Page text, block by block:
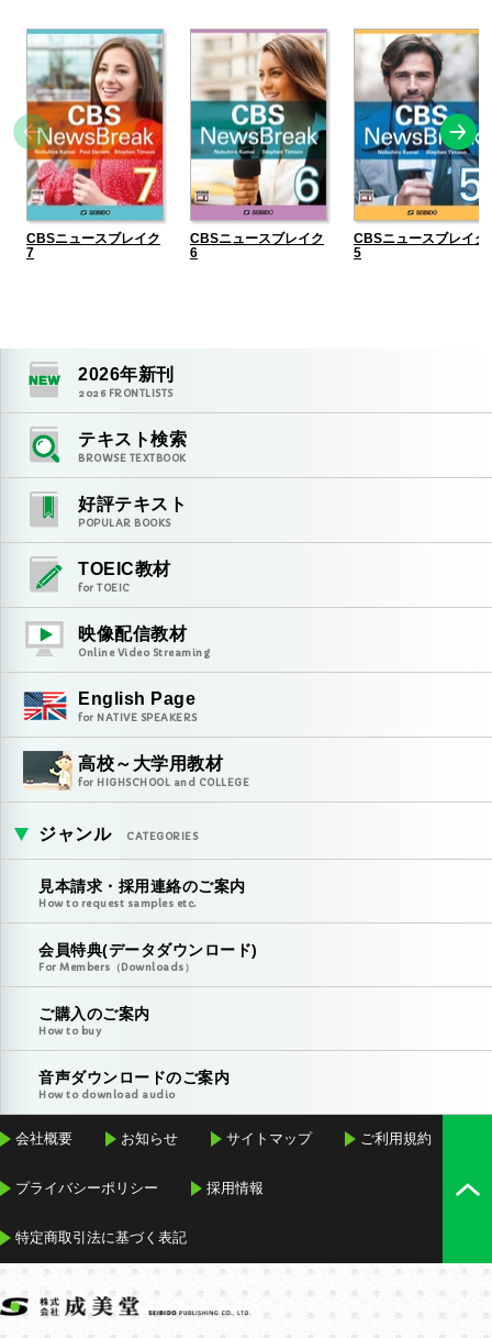
CBSニュースブレイク
7
CBSニュースブレイク
6
CBSニュースブレイク
5
2026年新刊
2026FRONTLISTS
テキスト検索
BROWSE TEXTBOOK
好評テキスト
POPULAR BOOKS
TOEIC教材
for TOEIC
映像配信教材
Online Video Streaming
English Page
for NATIVE SPEAKERS
高校～大学用教材
for HIGHSCHOOL and COLLEGE
ジャンル CATEGORIES
見本請求・採用連絡のご案内
How to request samples etc.
会員特典(データダウンロード)
For Members（Downloads）
ご購入のご案内
How to buy
音声ダウンロードのご案内
How to download audio
会社概要 お知らせ サイトマップ ご利用規約
プライバシーポリシー 採用情報
特定商取引法に基づく表記